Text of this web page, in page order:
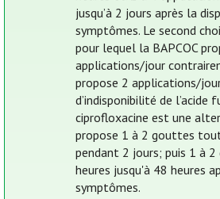
jusqu’à 2 jours après la
symptômes. Le second
pour lequel la BAPCOC
applications/jour
propose 2 applications/
d’indisponibilité de l’acide
ciprofloxacine est une
propose 1 à 2 gouttes
pendant 2 jours; puis 1 à
heures jusqu'à 48 heures
symptômes.